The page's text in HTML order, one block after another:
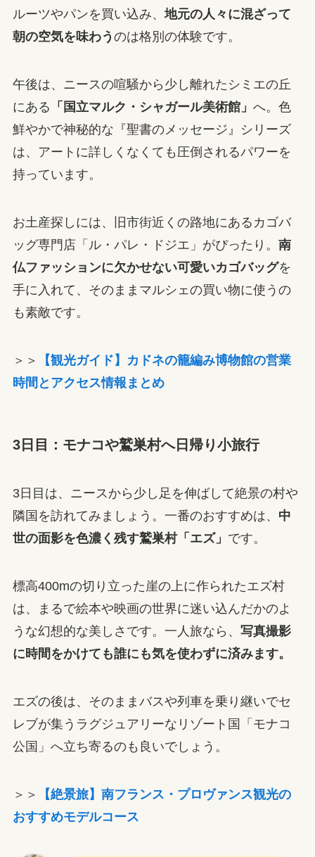
ルーツやパンを買い込み、地元の人々に混ざって
朝の空気を味わう のは格別の体験です。
午後は、ニースの喧騒から少し離れたシミエの丘
にある 「国立マルク・シャガール美術館」 へ。色
鮮やかで神秘的な『聖書のメッセージ』シリーズ
は、アートに詳しくなくても圧倒されるパワーを
持っています。
お土産探しには、旧市街近くの路地にあるカゴバ
ッグ専門店「ル・パレ・ドジエ」がぴったり。 南
仏ファッションに欠かせない可愛いカゴバッグを
手に入れて、そのままマルシェの買い物に使うの
も素敵です。
＞＞
【観光ガイド】カドネの籠編み博物館の営業
時間とアクセス情報まとめ
3日目：モナコや鷲巣村へ日帰り小旅行
3日目は、ニースから少し足を伸ばして絶景の村や
隣国を訪れてみましょう。一番のおすすめは、 中
世の面影を色濃く残す鷲巣村「エズ」 です。
標高400mの切り立った崖の上に作られたエズ村
は、まるで絵本や映画の世界に迷い込んだかのよ
うな幻想的な美しさです。一人旅なら、 写真撮影
に時間をかけても誰にも気を使わずに済みます。
エズの後は、そのままバスや列車を乗り継いでセ
レブが集うラグジュアリーなリゾート国「モナコ
公国」へ立ち寄るのも良いでしょう。
＞＞
【絶景旅】南フランス・プロヴァンス観光の
おすすめモデルコース